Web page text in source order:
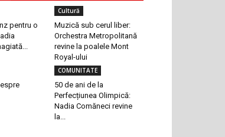
pentru o
Cultură
Muzică sub cerul liber:
Orchestra Metropolitană
revine la poalele Mont
Royal-ului
COMUNITATE
50 de ani de la
Perfecțiunea Olimpică:
Nadia Comăneci revine
la...